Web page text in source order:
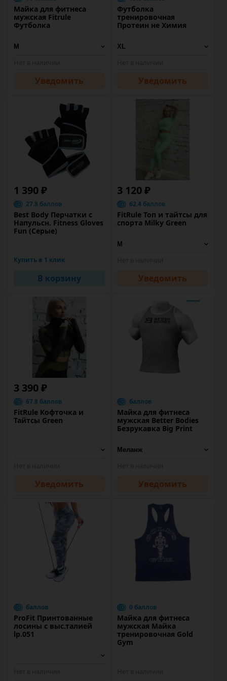
Майка для фитнеса
мужская Fitrule
Футболка
Уведомить
Футболка
тренировочная
Протеин не Химия
Уведомить
1 390 ₽
27.8 баллов
Best Body Перчатки с
Напульсн. Fitness Gloves
Fun (Серые)
Купить в 1 клик
В корзину
3 120 ₽
62.4 баллов
FitRule Топ и тайтсы для
спорта Milky Green
Уведомить
3 390 ₽
67.8 баллов
FitRule Кофточка и
Тайтсы Green
Уведомить
баллов
Майка для фитнеса
мужская Better Bodies
Безрукавка Big Print
Уведомить
баллов
ProFit Принтованные
лосины с выс.талией
lp.051
0 баллов
Майка для фитнеса
мужская Майка
тренировочная Gold
Gym